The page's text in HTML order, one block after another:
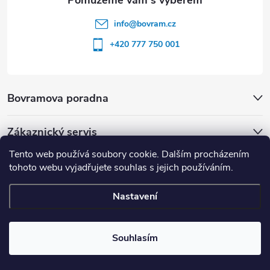
Tento web používá soubory cookie. Dalším procházením
tohoto webu vyjadřujete souhlas s jejich používáním.
Nastavení
Souhlasím
Bovramova poradna
Zákaznický servis
info@bovram.cz
+420 777 750 001
Copyright 2026BOVRAM.cz. Všechna práva vyhrazena.